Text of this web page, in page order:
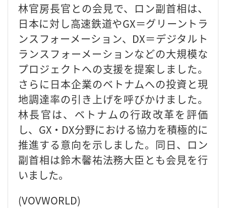
林官房長官との会見で、ロン副首相は、
日本に対し高速鉄道やGX＝グリーントラ
ンスフォーメーション、DX＝デジタルト
ランスフォーメーションなどの大規模な
プロジェクトへの支援を提案しました。
さらに日本企業のベトナムへの投資と現
地調達率の引き上げを呼びかけました。
林長官は、ベトナムの行政改革を評価
し、GX・DX分野における協力を積極的に
推進する意向を示しました。同日、ロン
副首相は鈴木馨祐法務大臣とも会見を行
いました。
(VOVWORLD)